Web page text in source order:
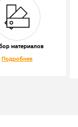
материалов
Подробнее